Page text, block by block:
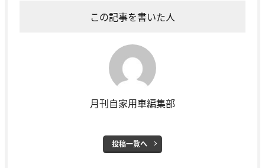
この記事を書いた人
月刊自家用車編集部
投稿一覧へ